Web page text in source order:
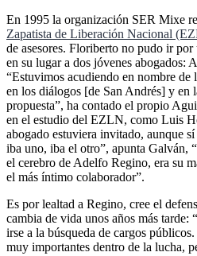
En 1995 la organización SER Mixe
Zapatista de Liberación Nacional
de asesores. Floriberto no pudo ir
en su lugar a dos jóvenes
“Estuvimos acudiendo en nombre
en los diálogos [de San Andrés] y en
propuesta”, ha contado el propio
en el estudio del EZLN, como Luis
abogado estuviera invitado, aunque
iba uno, iba el otro”, apunta Galván,
el cerebro de Adelfo Regino, era su
el más íntimo colaborador”.
Es por lealtad a Regino, cree el
cambia de vida unos años más tarde:
irse a la búsqueda de cargos
muy importantes dentro de la lucha,